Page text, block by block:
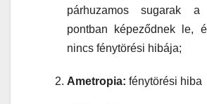
párhuzamos sugarak
pontban képeződnek le,
nincs fénytörési hibája;
Ametropia: fénytörési hiba